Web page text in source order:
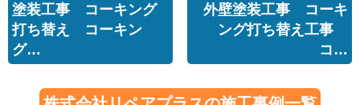
塗装工事 コーキング
打ち替え コーキン
グ…
外壁塗装工事 コーキ
ング打ち替え工事
コ…